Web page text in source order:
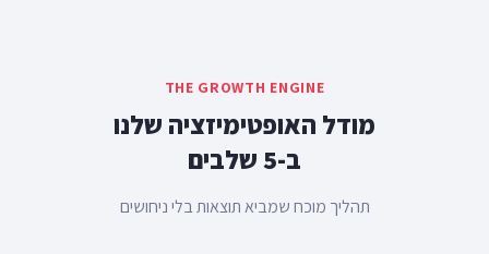
THE GROWTH ENGINE
מודל האופטימיזציה שלנו
ב-5שלבים
תהליך מוכח שמביא תוצאות בלי ניחושים